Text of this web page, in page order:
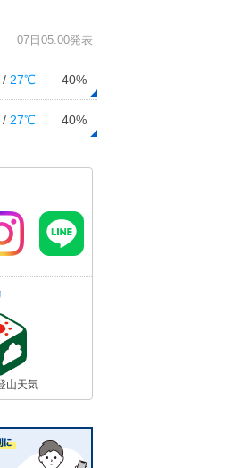
07日05:00発表
/ 27℃ 40%
/ 27℃ 40%
山天気